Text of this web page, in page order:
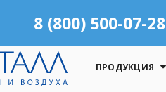
8 (800) 500-07-28
ПРОДУКЦИЯ